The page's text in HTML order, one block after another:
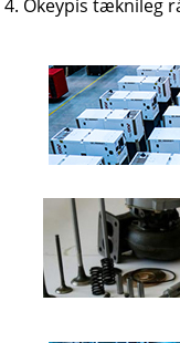
4. Ókeypis tæknileg